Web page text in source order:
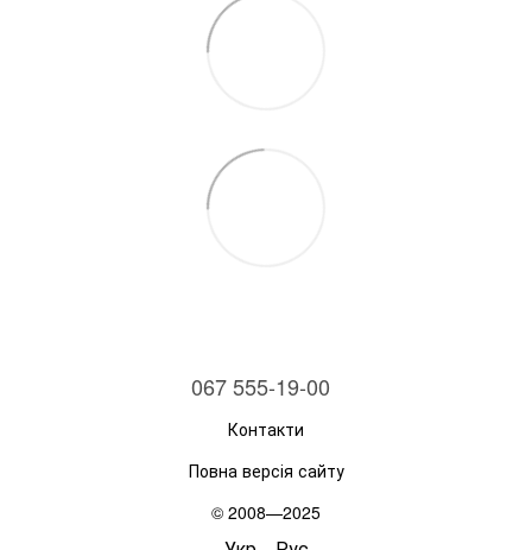
067 555-19-00
Контакти
Повна версія сайту
© 2008—2025